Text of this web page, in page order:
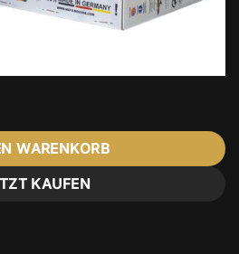
MOM 19-1 (110/90-19) Menge
WARENKORB
KAUFEN